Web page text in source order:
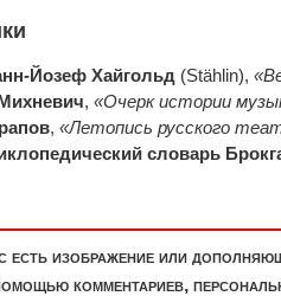
Йозеф Хайгольд (Stählin),
, «Очерк истории
, «Летопись русского
словарь
есть изображение или
комментариев,